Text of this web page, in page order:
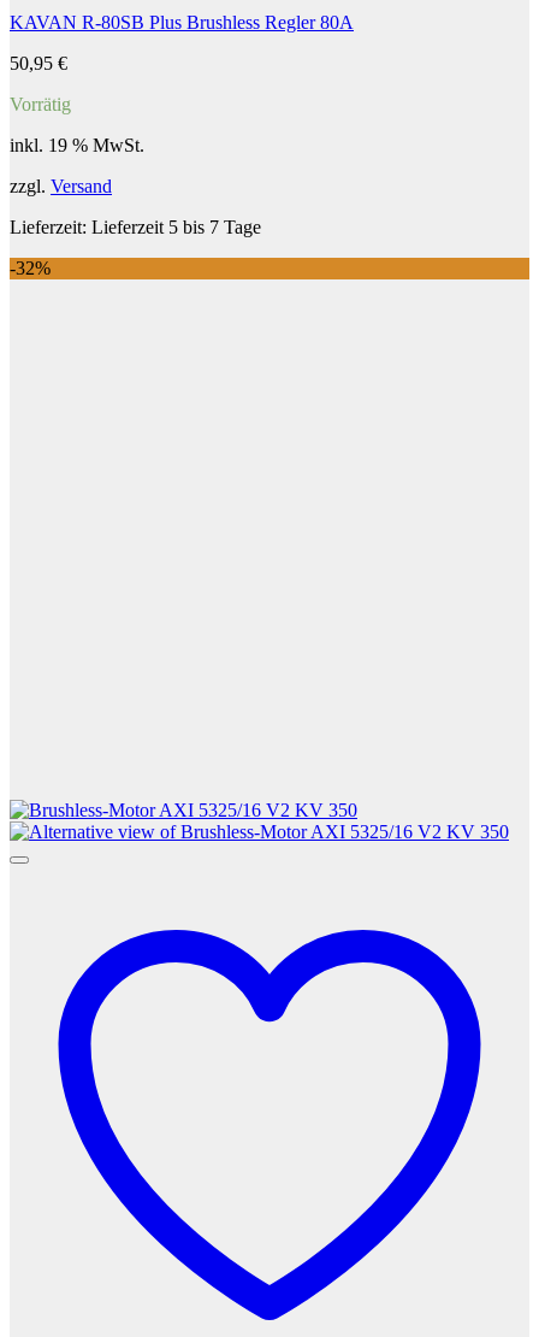
KAVAN R-80SB Plus Brushless Regler 80A
50,95 €
Vorrätig
inkl. 19 % MwSt.
zzgl. Versand
Lieferzeit: Lieferzeit 5 bis 7 Tage
-32%